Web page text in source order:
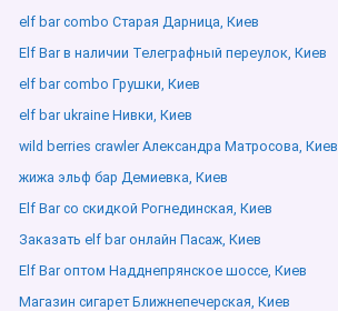
elf bar combo Старая Дарница, Киев
Elf Bar в наличии Телеграфный переулок, Киев
elf bar combo Грушки, Киев
elf bar ukraine Нивки, Киев
wild berries crawler Александра Матросова, Киев
жижа эльф бар Демиевка, Киев
Elf Bar со скидкой Рогнединская, Киев
Заказать elf bar онлайн Пасаж, Киев
Elf Bar оптом Надднепрянское шоссе, Киев
Магазин сигарет Ближнепечерская, Киев